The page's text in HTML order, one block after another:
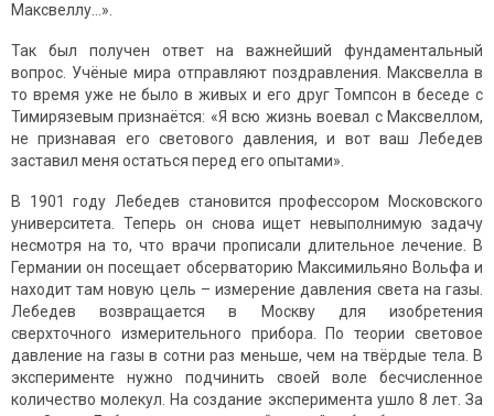
Максвеллу…».
Так был получен ответ на важнейший фундаментальный
вопрос. Учёные мира отправляют поздравления. Максвелла в
то время уже не было в живых и его друг Томпсон в беседе с
Тимирязевым признаётся: «Я всю жизнь воевал с Максвеллом,
не признавая его светового давления, и вот ваш Лебедев
заставил меня остаться перед его опытами».
В 1901 году Лебедев становится профессором Московского
университета. Теперь он снова ищет невыполнимую задачу
несмотря на то, что врачи прописали длительное лечение. В
Германии он посещает обсерваторию Максимильяно Вольфа и
находит там новую цель – измерение давления света на газы.
Лебедев возвращается в Москву для изобретения
сверхточного измерительного прибора. По теории световое
давление на газы в сотни раз меньше, чем на твёрдые тела. В
эксперименте нужно подчинить своей воле бесчисленное
количество молекул. На создание эксперимента ушло 8 лет. За